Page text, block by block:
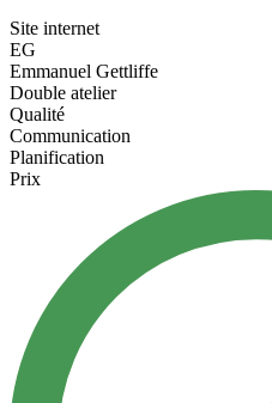
Site internet
EG
Emmanuel Gettliffe
Double atelier
Qualité
Communication
Planification
Prix